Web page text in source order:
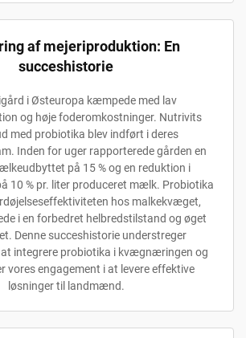
af mejeriproduktion: En
succeshistorie
i Østeuropa kæmpede med lav
og høje foderomkostninger. Nutrivits
med probiotika blev indført i deres
Inden for uger rapporterede gården en
på 15 % og en reduktion i
10 % pr. liter produceret mælk. Probiotika
hos malkekvæget,
i en forbedret helbredstilstand og øget
Denne succeshistorie understreger
integrere probiotika i kvægnæringen og
vores engagement i at levere effektive
løsninger til landmænd.